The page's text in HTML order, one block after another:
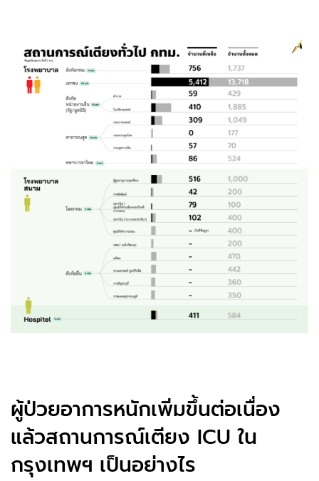
ผู้ป่วยอาการหนักเพิ่มขึ้นต่อเนื่อง
แล้วสถานการณ์เตียง ICU ใน
กรุงเทพฯ เป็นอย่างไร